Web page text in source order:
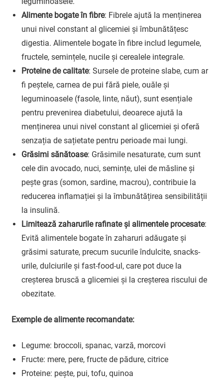
Alimente bogate în fibre: Fibrele ajută la menținerea
unui nivel constant al glicemiei și îmbunătățesc
digestia. Alimentele bogate în fibre includ legumele,
fructele, semințele, nucile și cerealele integrale.
Proteine de calitate: Sursele de proteine slabe, cum ar
fi peștele, carnea de pui fără piele, ouăle și
leguminoasele (fasole, linte, năut), sunt esențiale
pentru prevenirea diabetului, deoarece ajută la
menținerea unui nivel constant al glicemiei și oferă
senzația de sațietate pentru perioade mai lungi.
Grăsimi sănătoase: Grăsimile nesaturate, cum sunt
cele din avocado, nuci, semințe, ulei de măsline și
pește gras (somon, sardine, macrou), contribuie la
reducerea inflamației și la îmbunătățirea sensibilității
la insulină.
Limitează zaharurile rafinate și alimentele procesate:
Evită alimentele bogate în zaharuri adăugate și
grăsimi saturate, precum sucurile îndulcite, snacks-
urile, dulciurile și fast-food-ul, care pot duce la
creșterea bruscă a glicemiei și la creșterea riscului de
obezitate.
Exemple de alimente recomandate:
Legume: broccoli, spanac, varză, morcovi
Fructe: mere, pere, fructe de pădure, citrice
Proteine: pește, pui, tofu, quinoa